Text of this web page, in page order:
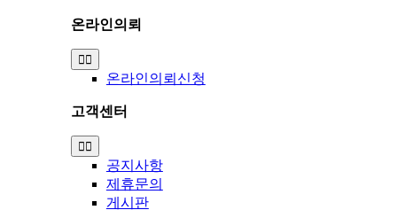
온라인의뢰
Toggle
Navigation
온라인의뢰신청
고객센터
Toggle
Navigation
공지사항
제휴문의
게시판